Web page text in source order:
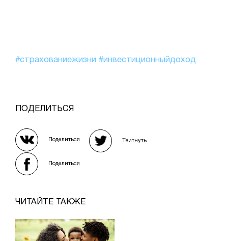
#страхованиежизни #инвестиционныйдоход
ПОДЕЛИТЬСЯ
Поделиться Твитнуть
Поделиться
ЧИТАЙТЕ ТАКЖЕ